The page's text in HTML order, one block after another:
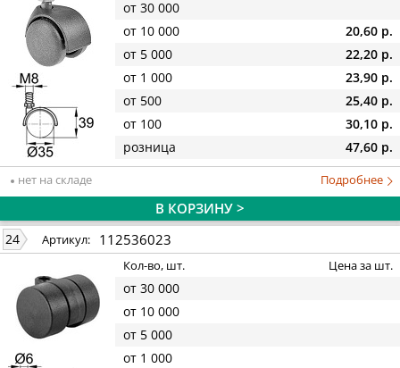
от 30 000
от 10 000
20,60 р.
от 5 000
22,20 р.
от 1 000
23,90 р.
от 500
25,40 р.
от 100
30,10 р.
розница
47,60 р.
нет на складе Подробнее
В КОРЗИНУ >
24 Артикул: 112536023
Кол-во, шт. Цена за шт.
от 30 000
от 10 000
от 5 000
от 1 000